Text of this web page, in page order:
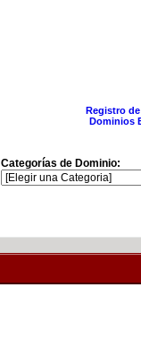
Registro
Dominios
Categorías de Dominio: